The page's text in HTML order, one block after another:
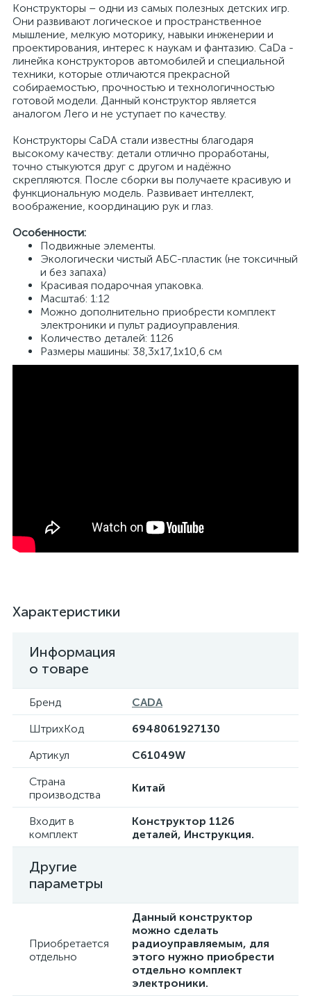
Конструкторы – одни из самых полезных детских игр.
Они развивают логическое и пространственное
мышление, мелкую моторику, навыки инженерии и
проектирования, интерес к наукам и фантазию. CaDa -
линейка конструкторов автомобилей и специальной
техники, которые отличаются прекрасной
собираемостью, прочностью и технологичностью
готовой модели. Данный конструктор является
аналогом Лего и не уступает по качеству.
Конструкторы CaDA стали известны благодаря
высокому качеству: детали отлично проработаны,
точно стыкуются друг с другом и надёжно
скрепляются. После сборки вы получаете красивую и
функциональную модель. Развивает интеллект,
воображение, координацию рук и глаз.
Особенности:
Подвижные элементы.
Экологически чистый АБС-пластик (не токсичный
и без запаха)
Красивая подарочная упаковка.
Масштаб: 1:12
Можно дополнительно приобрести комплект
электроники и пульт радиоуправления.
Количество деталей: 1126
Размеры машины: 38,3x17,1x10,6 см
Характеристики
Информация
о товаре
Бренд
CADA
ШтрихКод
6948061927130
Артикул
C61049W
Страна
производства
Китай
Входит в
комплект
Конструктор 1126
деталей, Инструкция.
Другие
параметры
Приобретается
отдельно
Данный конструктор
можно сделать
радиоуправляемым, для
этого нужно приобрести
отдельно комплект
электроники.